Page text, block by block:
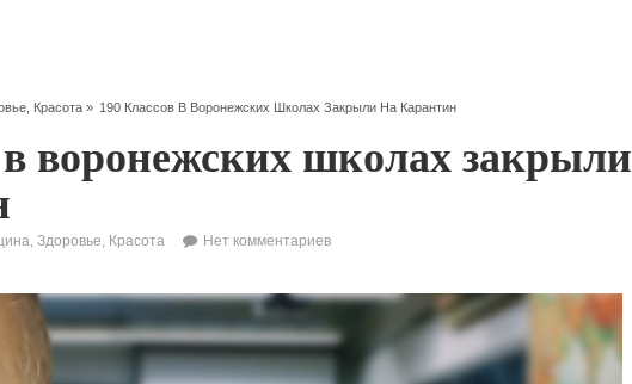
Красота » 190 Классов В Воронежских Школах Закрыли На Карантин
в воронежских школах закрыли
Здоровье, Красота Нет комментариев